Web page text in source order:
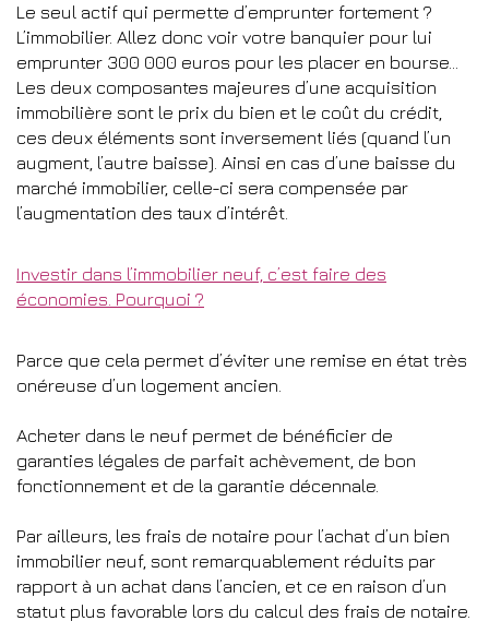
Le seul actif qui permette d’emprunter fortement ?
L’immobilier. Allez donc voir votre banquier pour lui
emprunter 300 000 euros pour les placer en bourse…
Les deux composantes majeures d’une acquisition
immobilière sont le prix du bien et le coût du crédit,
ces deux éléments sont inversement liés (quand l’un
augment, l’autre baisse). Ainsi en cas d’une baisse du
marché immobilier, celle-ci sera compensée par
l’augmentation des taux d’intérêt.
Investir dans l’immobilier neuf, c’est faire des
économies. Pourquoi ?
Parce que cela permet d’éviter une remise en état très
onéreuse d’un logement ancien.
Acheter dans le neuf permet de bénéficier de
garanties légales de parfait achèvement, de bon
fonctionnement et de la garantie décennale.
Par ailleurs, les frais de notaire pour l’achat d’un bien
immobilier neuf, sont remarquablement réduits par
rapport à un achat dans l’ancien, et ce en raison d’un
statut plus favorable lors du calcul des frais de notaire.